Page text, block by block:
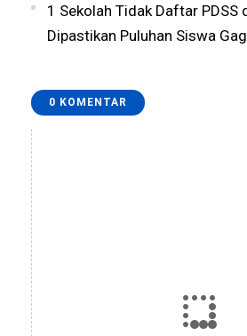
1 Sekolah Tidak Daftar PDSS
Dipastikan Puluhan Siswa
0 KOMENTAR